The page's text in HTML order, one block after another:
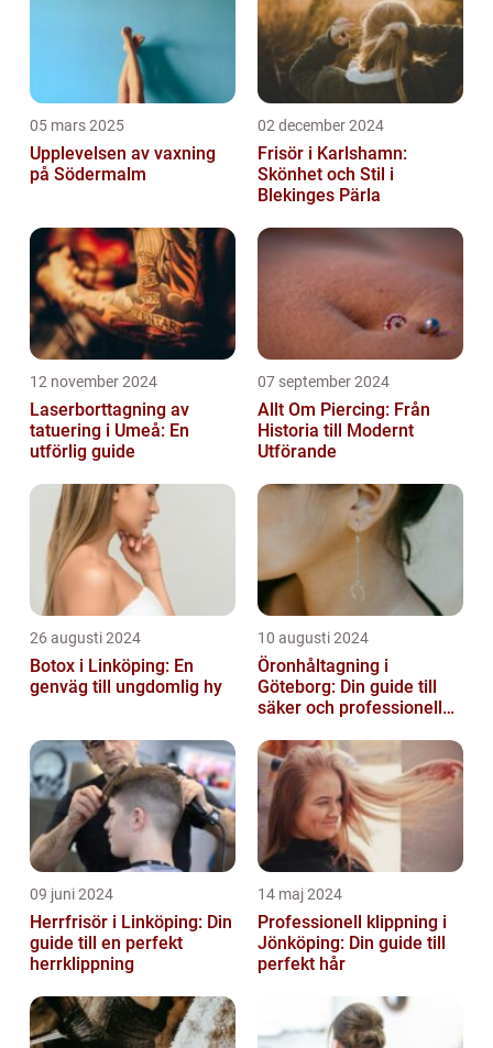
05 mars 2025
Upplevelsen av vaxning
på Södermalm
02 december 2024
Frisör i Karlshamn:
Skönhet och Stil i
Blekinges Pärla
12 november 2024
Laserborttagning av
tatuering i Umeå: En
utförlig guide
07 september 2024
Allt Om Piercing: Från
Historia till Modernt
Utförande
26 augusti 2024
Botox i Linköping: En
genväg till ungdomlig hy
10 augusti 2024
Öronhåltagning i
Göteborg: Din guide till
säker och professionell
09 juni 2024
Herrfrisör i Linköping: Din
guide till en perfekt
herrklippning
14 maj 2024
Professionell klippning i
Jönköping: Din guide till
perfekt hår